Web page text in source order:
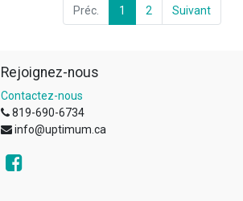
Préc. 1 2 Suivant
Rejoignez-nous
Contactez-nous
819-690-6734
info@uptimum.ca